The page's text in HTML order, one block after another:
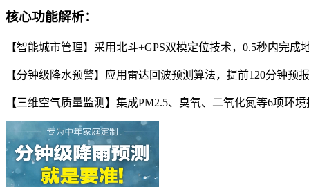
核心功能解析：
【智能城市管理】采用北斗+GPS双模定位技术，0.5秒内完
【分钟级降水预警】应用雷达回波预测算法，提前120分钟预
【三维空气质量监测】集成PM2.5、臭氧、二氧化氮等6项环